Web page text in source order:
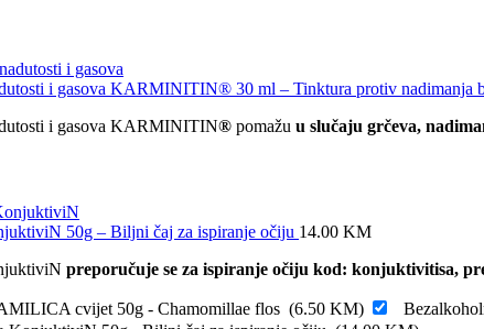
i gasova KARMINITIN® 30 ml – Tinktura protiv nadimanja
i gasova KARMINITIN® pomažu u slučaju grčeva,
50g – Biljni čaj za ispiranje očiju 14.00 KM
preporučuje se za ispiranje očiju kod: konjuktivitisa,
cvijet 50g - Chamomillae flos (6.50 KM)